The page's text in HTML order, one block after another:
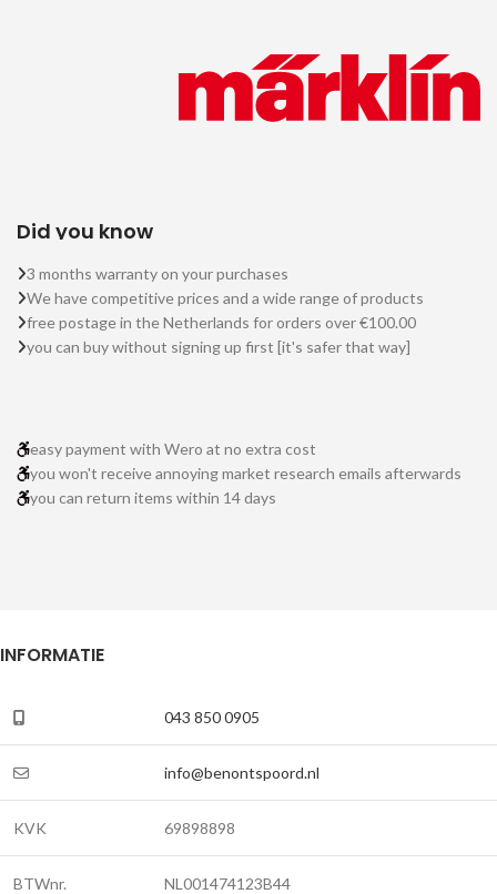
Did you know
3 months warranty on your purchases
We have competitive prices and a wide range of products
free postage in the Netherlands for orders over €100.00
you can buy without signing up first [it's safer that way]
easy payment with Wero at no extra cost
you won't receive annoying market research emails afterwards
you can return items within 14 days
INFORMATIE
043 850 0905
info@benontspoord.nl
KVK 69898898
BTWnr. NL001474123B44